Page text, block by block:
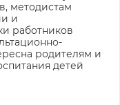
методистам
и
работников
родителям и
детей